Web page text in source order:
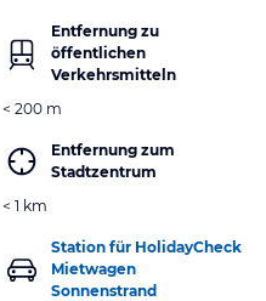
Entfernung zu
öffentlichen
Verkehrsmitteln
< 200 m
Entfernung zum
Stadtzentrum
< 1 km
Station für HolidayCheck
Mietwagen
Sonnenstrand